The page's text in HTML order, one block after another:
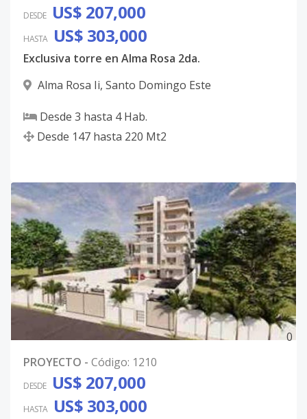
DESDE US$ 207,000
HASTA US$ 303,000
Exclusiva torre en Alma Rosa 2da.
Alma Rosa Ii, Santo Domingo Este
Desde 3 hasta 4Hab.
Desde 147 hasta 220 Mt2
0
PROYECTO - Código: 1210
DESDE US$ 207,000
HASTA US$ 303,000